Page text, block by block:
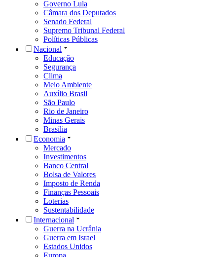
Governo Lula
Câmara dos Deputados
Senado Federal
Supremo Tribunal Federal
Políticas Públicas
Nacional
Educação
Segurança
Clima
Meio Ambiente
Auxílio Brasil
São Paulo
Rio de Janeiro
Minas Gerais
Brasília
Economia
Mercado
Investimentos
Banco Central
Bolsa de Valores
Imposto de Renda
Finanças Pessoais
Loterias
Sustentabilidade
Internacional
Guerra na Ucrânia
Guerra em Israel
Estados Unidos
Europa